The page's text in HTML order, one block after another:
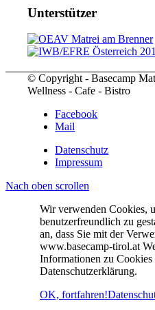
Unterstützer
© Copyright - Basecamp
Wellness - Cafe - Bistro
Facebook
Mail
Datenschutz
Impressum
Nach oben scrollen
Wir verwenden Cookies,
benutzerfreundlich zu
an, dass Sie mit der
www.basecamp-tirol.at
Informationen zu
Datenschutzerklärung.
OK, fortfahren!